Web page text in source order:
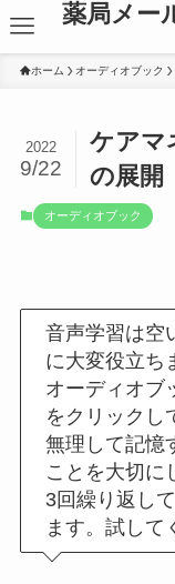
薬局メー
ホーム オーディオブック
ケアマ
の展開
2022
9/22
オーディオブック
音声学習は空
に大変役立ち
オーディオブ
をクリックし
無理して記憶
ことを大切に
3回繰り返し
ます。試して